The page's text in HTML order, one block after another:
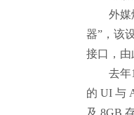
外媒爆
器”，该
接口，
去年10
的 UI 与
及 8GB